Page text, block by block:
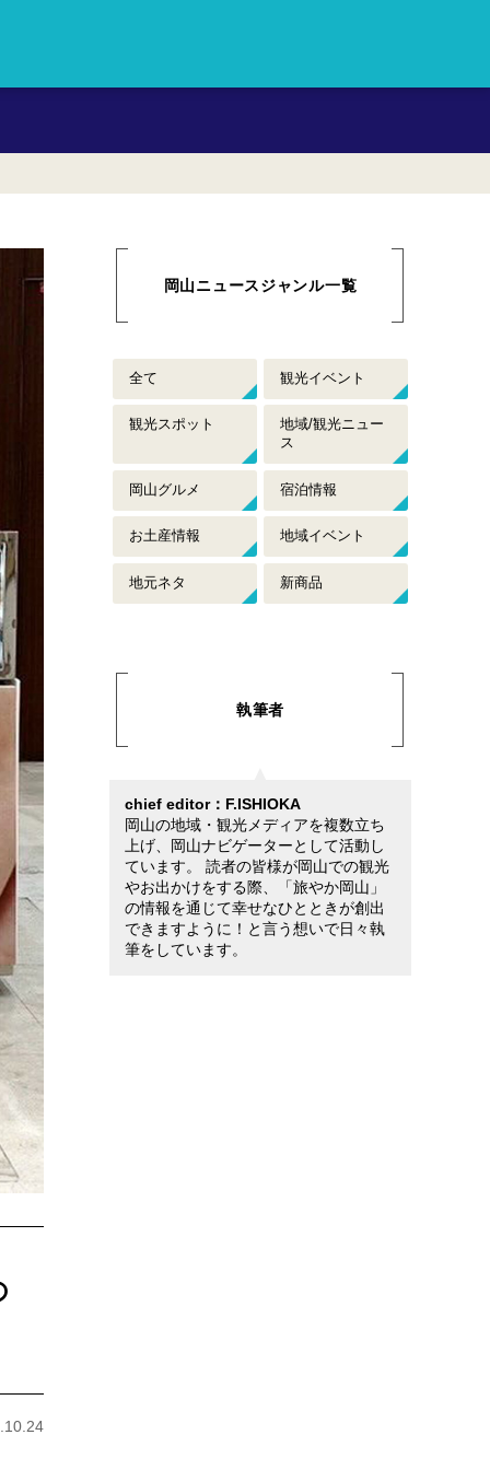
岡山ニュースジャンル一覧
全て 観光イベント
観光スポット
地域/観光ニュー
ス
岡山グルメ 宿泊情報
お土産情報 地域イベント
地元ネタ 新商品
執筆者
chief editor：F.ISHIOKA
岡山の地域・観光メディアを複数立ち
上げ、岡山ナビゲーターとして活動し
ています。 読者の皆様が岡山での観光
やお出かけをする際、「旅やか岡山」
の情報を通じて幸せなひとときが創出
できますように！と言う想いで日々執
筆をしています。